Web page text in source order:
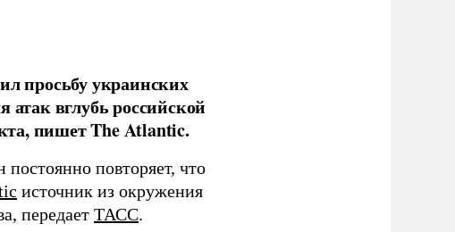
просьбу украинских
вглубь российской
пишет The Atlantic.
повторяет, что
источник из окружения
передает ТАСС.